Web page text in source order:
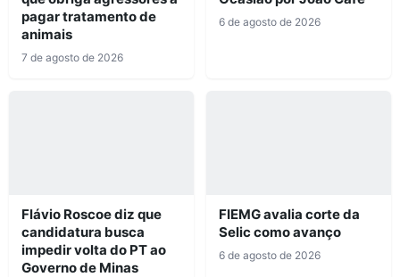
pagar tratamento de
animais
7 de agosto de 2026
6 de agosto de 2026
Flávio Roscoe diz que
candidatura busca
impedir volta do PT ao
Governo de Minas
FIEMG avalia corte da
Selic como avanço
6 de agosto de 2026